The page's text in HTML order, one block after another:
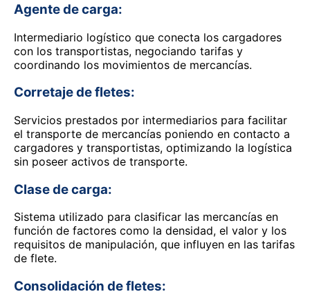
Agente de carga:
Intermediario logístico que conecta los cargadores
con los transportistas, negociando tarifas y
coordinando los movimientos de mercancías.
Corretaje de fletes:
Servicios prestados por intermediarios para facilitar
el transporte de mercancías poniendo en contacto a
cargadores y transportistas, optimizando la logística
sin poseer activos de transporte.
Clase de carga:
Sistema utilizado para clasificar las mercancías en
función de factores como la densidad, el valor y los
requisitos de manipulación, que influyen en las tarifas
de flete.
Consolidación de fletes: